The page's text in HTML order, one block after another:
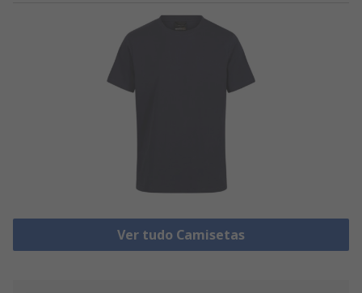
Ver tudo Camisetas